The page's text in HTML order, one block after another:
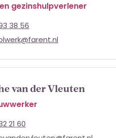
gezinshulpverlener
38 56
van der Vleuten
21 60